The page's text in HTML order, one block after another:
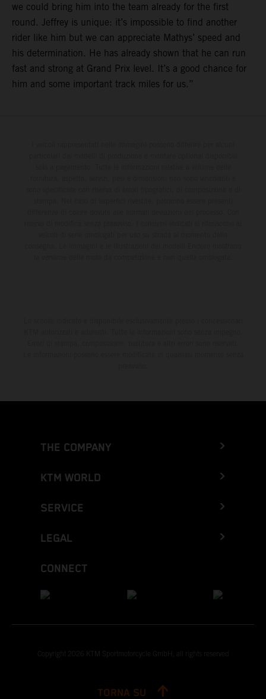
we could bring him into the team already for the first
round. Jeffrey is unique: it’s impossible to find another
rider like him but we can appreciate Mathys’ speed and
his determination. He has already shown that he can run
fast and strong at Grand Prix level. It’s a good chance for
him and some important track miles for us.”
THE COMPANY
KTM WORLD
SERVICE
LEGAL
CONNECT
Copyright 2026 KTM Sportmotorcycle GmbH, all rights reserved
TORNA SU